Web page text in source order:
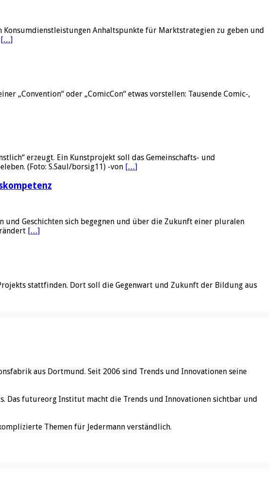
Anhaltspunkte für Marktstrategien zu geben und
[…]
„Convention“ oder „ComicCon“ etwas vorstellen: Tausende Comic-,
erzeugt. Ein Kunstprojekt soll das Gemeinschafts- und
(Foto: S.Saul/borsig11) -von […]
Geschichten sich begegnen und über die Zukunft einer pluralen
[…]
stattfinden. Dort soll die Gegenwart und Zukunft der Bildung aus
aus Dortmund. Seit 2006 sind Trends und Innovationen seine
Das futureorg Institut macht die Trends und Innovationen sichtbar und
Themen für Jedermann verständlich.